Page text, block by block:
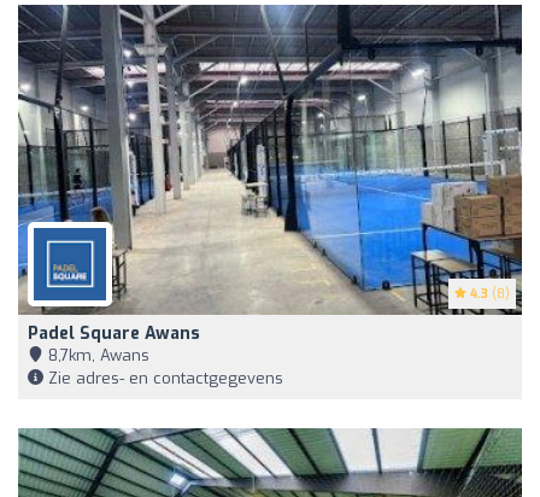
4.3 (8)
Padel Square Awans
8,7km, Awans
Zie adres- en contactgegevens